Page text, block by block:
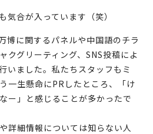
気合が入っています（笑）
博に関するパネルや中国語のチラ
クグリーティング、SNS投稿によ
いました。私たちスタッフもミ
一生懸命にPRしたところ、「け
ー」と感じることが多かったで
詳細情報については知らない人